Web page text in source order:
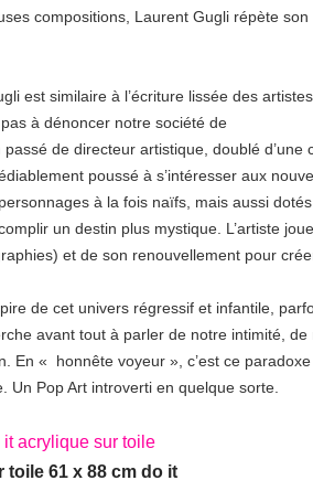
compositions, Laurent Gugli répète son
est similaire à l’écriture lissée des
à dénoncer notre société de
de directeur artistique, doublé
poussé à s’intéresser aux
à la fois naïfs, mais aussi
un destin plus mystique. L’artiste
et de son renouvellement pour
de cet univers régressif et infantile,
avant tout à parler de notre intimité,
En « honnête voyeur », c’est ce
Un Pop Art introverti en quelque sorte.
toile 61 x 88 cm do it